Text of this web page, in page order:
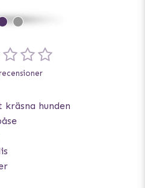
kräsna hunden